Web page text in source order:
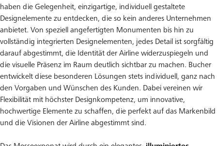
haben die Gelegenheit, einzigartige, individuell gestaltete
Designelemente zu entdecken, die so kein anderes Unternehmen
anbietet. Von speziell angefertigten Monumenten bis hin zu
vollständig integrierten Designelementen, jedes Detail ist sorgfältig
darauf abgestimmt, die Identität der Airline widerzuspiegeln und
die visuelle Präsenz im Raum deutlich sichtbar zu machen. Bucher
entwickelt diese besonderen Lösungen stets individuell, ganz nach
den Vorgaben und Wünschen des Kunden. Dabei vereinen wir
Flexibilität mit höchster Designkompetenz, um innovative,
hochwertige Elemente zu schaffen, die perfekt auf das Markenbild
und die Visionen der Airline abgestimmt sind.